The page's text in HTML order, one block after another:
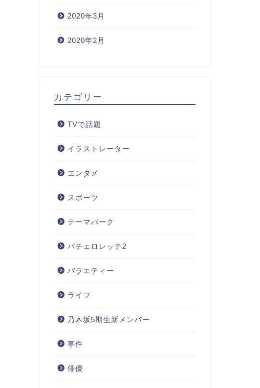
2020年3月
2020年2月
カテゴリー
TVで話題
イラストレーター
エンタメ
スポーツ
テーマパーク
バチェロレッテ2
バラエティー
ライフ
乃木坂5期生新メンバー
事件
俳優